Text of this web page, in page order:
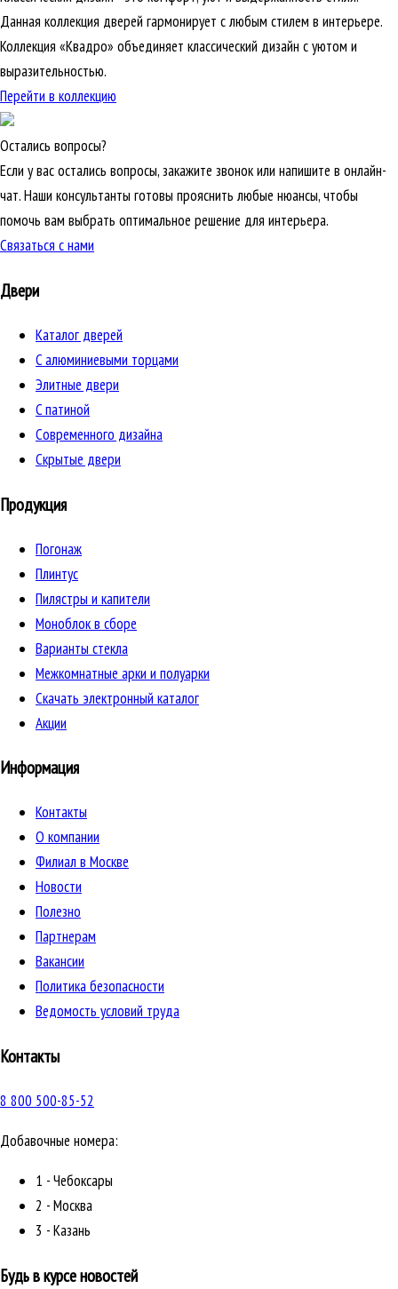
Данная коллекция дверей гармонирует с любым стилем в интерьере.
Коллекция «Квадро» объединяет классический дизайн с уютом и
выразительностью.
Перейти в коллекцию
Остались вопросы?
Если у вас остались вопросы, закажите звонок или напишите в онлайн-
чат. Наши консультанты готовы прояснить любые нюансы, чтобы
помочь вам выбрать оптимальное решение для интерьера.
Связаться с нами
Двери
Каталог дверей
C алюминиевыми торцами
Элитные двери
C патиной
Cовременного дизайна
Скрытые двери
Продукция
Погонаж
Плинтус
Пилястры и капители
Моноблок в сборе
Варианты стекла
Межкомнатные арки и полуарки
Скачать электронный каталог
Акции
Информация
Контакты
О компании
Филиал в Москве
Новости
Полезно
Партнерам
Вакансии
Политика безопасности
Ведомость условий труда
Контакты
8 800 500-85-52
Добавочные номера:
1 - Чебоксары
2 - Москва
3 - Казань
Будь в курсе новостей